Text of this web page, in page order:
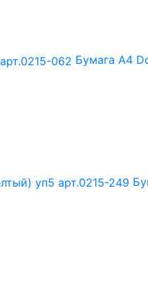
Бумага А4